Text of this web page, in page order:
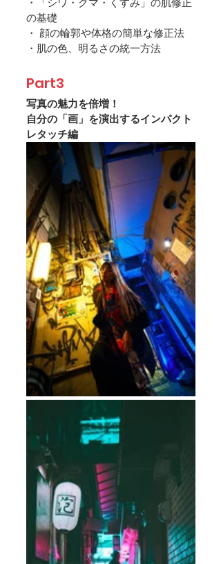
の基礎
・ 顔の輪郭や体格の簡単な修正法
・肌の色、明るさの統一方法
Part3
写真の魅力を倍増！
自分の「画」を演出するインパクト
レタッチ編